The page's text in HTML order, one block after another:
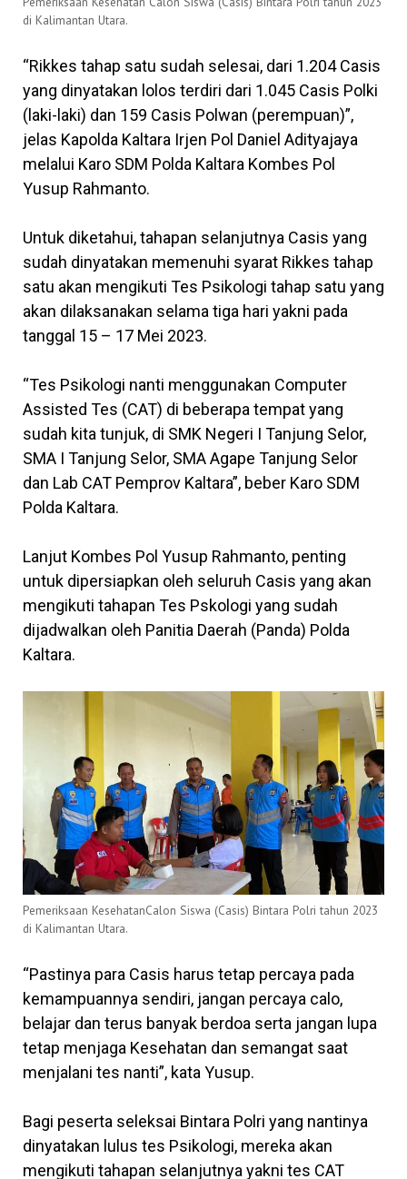
di Kalimantan Utara.
“Rikkes tahap satu sudah selesai, dari 1.204 Casis
yang dinyatakan lolos terdiri dari 1.045 Casis Polki
(laki-laki) dan 159 Casis Polwan (perempuan)”,
jelas Kapolda Kaltara Irjen Pol Daniel Adityajaya
melalui Karo SDM Polda Kaltara Kombes Pol
Yusup Rahmanto.
Untuk diketahui, tahapan selanjutnya Casis yang
sudah dinyatakan memenuhi syarat Rikkes tahap
satu akan mengikuti Tes Psikologi tahap satu yang
akan dilaksanakan selama tiga hari yakni pada
tanggal 15 – 17 Mei 2023.
“Tes Psikologi nanti menggunakan Computer
Assisted Tes (CAT) di beberapa tempat yang
sudah kita tunjuk, di SMK Negeri I Tanjung Selor,
SMA I Tanjung Selor, SMA Agape Tanjung Selor
dan Lab CAT Pemprov Kaltara”, beber Karo SDM
Polda Kaltara.
Lanjut Kombes Pol Yusup Rahmanto, penting
untuk dipersiapkan oleh seluruh Casis yang akan
mengikuti tahapan Tes Pskologi yang sudah
dijadwalkan oleh Panitia Daerah (Panda) Polda
Kaltara.
Pemeriksaan KesehatanCalon Siswa (Casis) Bintara Polri tahun 2023
di Kalimantan Utara.
“Pastinya para Casis harus tetap percaya pada
kemampuannya sendiri, jangan percaya calo,
belajar dan terus banyak berdoa serta jangan lupa
tetap menjaga Kesehatan dan semangat saat
menjalani tes nanti”, kata Yusup.
Bagi peserta seleksai Bintara Polri yang nantinya
dinyatakan lulus tes Psikologi, mereka akan
mengikuti tahapan selanjutnya yakni tes CAT